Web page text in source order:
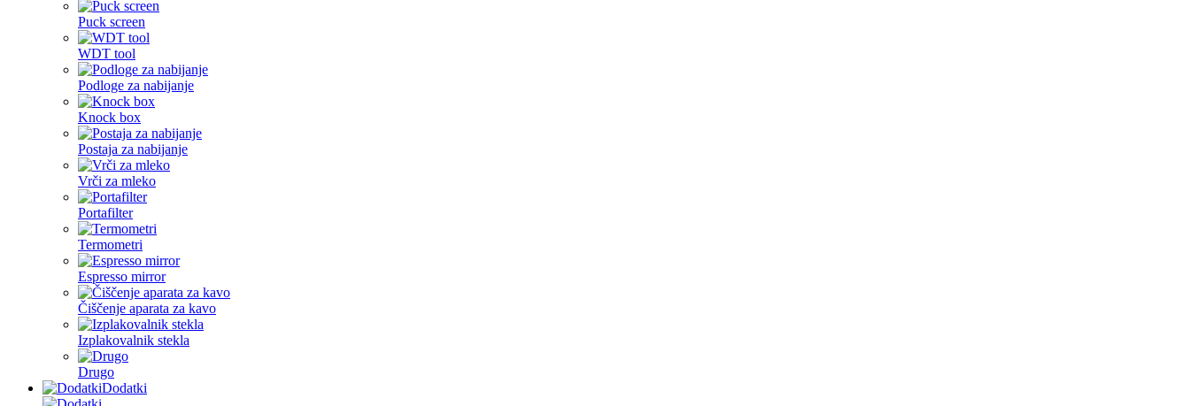
Puck screen
WDT tool
Podloge za nabijanje
Knock box
Postaja za nabijanje
Vrči za mleko
Portafilter
Termometri
Espresso mirror
Čiščenje aparata za kavo
Izplakovalnik stekla
Drugo
Dodatki